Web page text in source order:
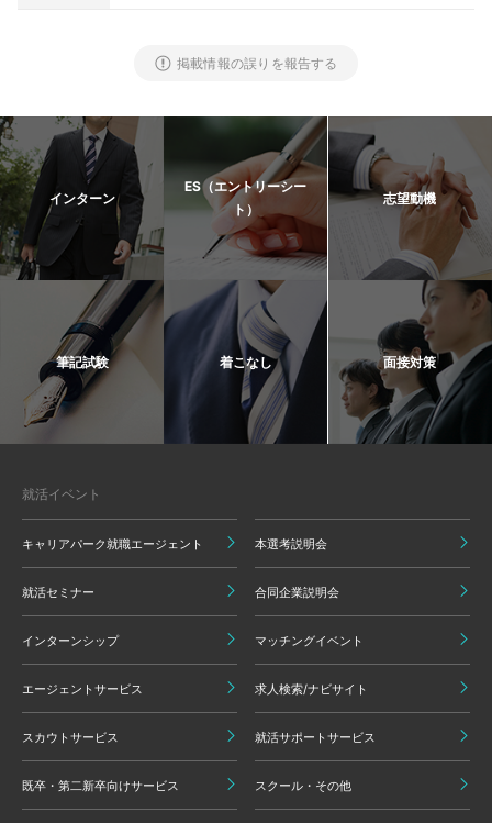
掲載情報の誤りを報告する
インターン
ES（エントリーシー
ト）
志望動機
筆記試験 着こなし 面接対策
就活イベント
キャリアパーク就職エージェント 本選考説明会
就活セミナー 合同企業説明会
インターンシップ マッチングイベント
エージェントサービス 求人検索/ナビサイト
スカウトサービス 就活サポートサービス
既卒・第二新卒向けサービス スクール・その他